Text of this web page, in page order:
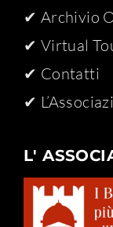
✔ Archivio
✔ Virtual
✔ Contatti
✔
L'